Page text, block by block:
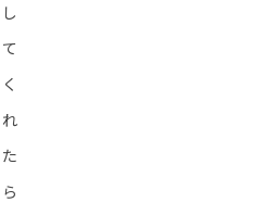
し
て
く
れ
た
ら